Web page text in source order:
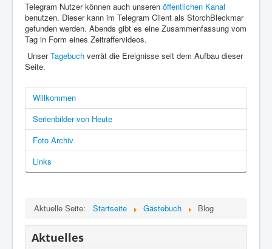
Telegram Nutzer können auch unseren öffentlichen Kanal
benutzen. Dieser kann im Telegram Client als StorchBleckmar
gefunden werden. Abends gibt es eine Zusammenfassung vom
Tag in Form eines Zeitraffervideos.
UnserTagebuch verrät die Ereignisse seit dem Aufbau dieser
Seite.
Willkommen
Serienbilder von Heute
Foto Archiv
Links
Aktuelle Seite: Startseite Gästebuch Blog
Aktuelles